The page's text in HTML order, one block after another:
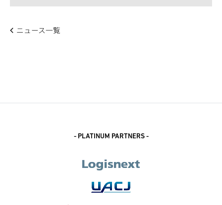
ニュース一覧
- PLATINUM PARTNERS -